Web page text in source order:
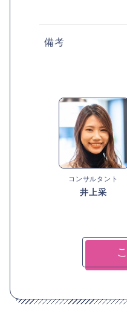
備考
コンサルタント
井上采